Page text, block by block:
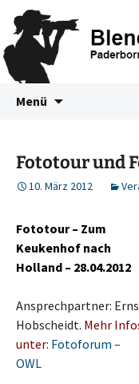
Blende 78
Menü
Fototour und
10. März 2012
Fototour – Zum
Keukenhof nach
Holland – 28.04.2012
Ansprechpartner:
Hobscheidt. Mehr
unter: Fotoforum –
OWL